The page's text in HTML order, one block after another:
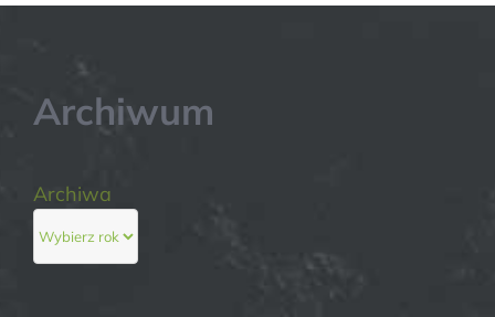
Archiwum
Archiwa